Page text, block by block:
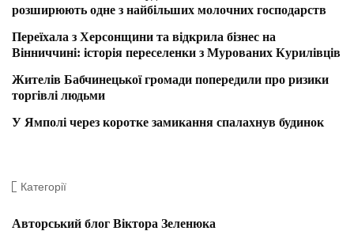
розширюють одне з найбільших молочних господарств
Переїхала з Херсонщини та відкрила бізнес на
Вінниччині: історія переселенки з Мурованих Курилівців
Жителів Бабчинецької громади попередили про ризики
торгівлі людьми
У Ямполі через коротке замикання спалахнув будинок
Категорії
Авторський блог Віктора Зеленюка